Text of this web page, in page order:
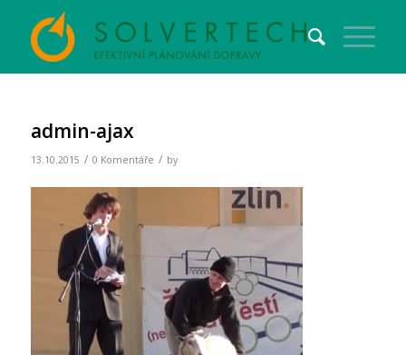
admin-ajax
13.10.2015 / 0 Komentáře / by